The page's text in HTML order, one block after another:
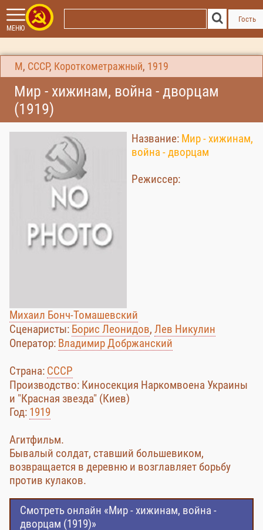
МЕНЮ
Гость
М , СССР, Короткометражный, 1919
Мир - хижинам, война - дворцам
(1919)
Название: Мир - хижинам,
война - дворцам
Режиссер:
Михаил Бонч-Томашевский
Сценаристы: Борис Леонидов, Лев Никулин
Оператор: Владимир Добржанский
Страна: СССР
Производство: Киносекция Наркомвоена Украины
и "Красная звезда" (Киев)
Год: 1919
Агитфильм.
Бывалый солдат, ставший большевиком,
возвращается в деревню и возглавляет борьбу
против кулаков.
Смотреть онлайн «Мир - хижинам, война -
дворцам (1919)»